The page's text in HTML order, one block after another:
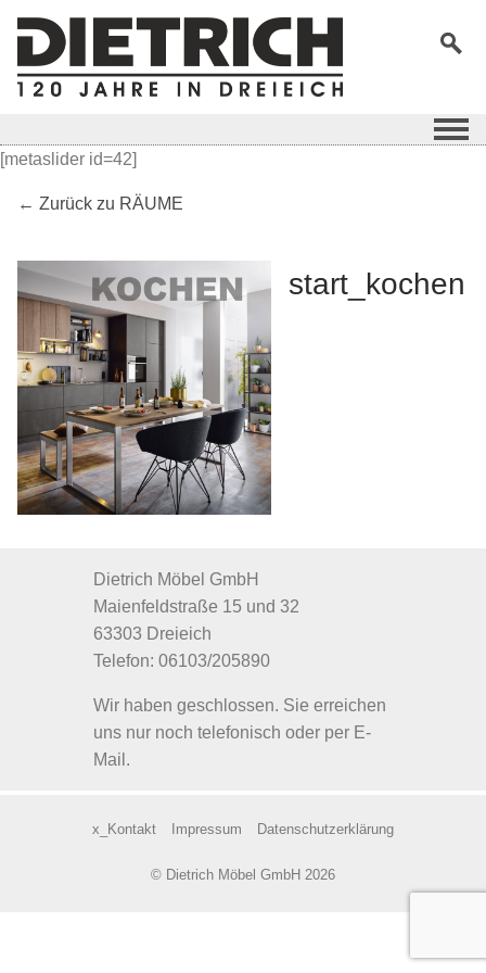
[metaslider id=42]
← Zurück zu RÄUME
start_kochen
Dietrich Möbel GmbH
Maienfeldstraße 15 und 32
63303 Dreieich
Telefon: 06103/205890
Wir haben geschlossen. Sie erreichen
uns nur noch telefonisch oder per E-
Mail.
x_Kontakt Impressum Datenschutzerklärung
© Dietrich Möbel GmbH 2026